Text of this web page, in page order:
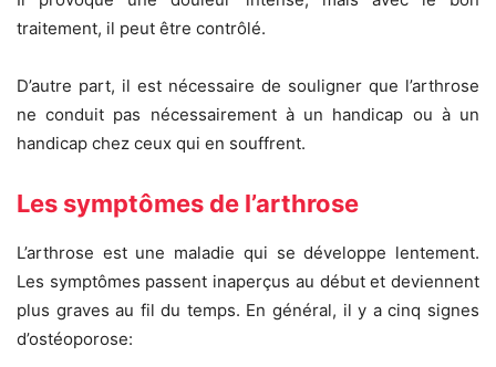
traitement, il peut être contrôlé.
D’autre part, il est nécessaire de souligner que l’arthrose
ne conduit pas nécessairement à un handicap ou à un
handicap chez ceux qui en souffrent.
Les symptômes de l’arthrose
L’arthrose est une maladie qui se développe lentement.
Les symptômes passent inaperçus au début et deviennent
plus graves au fil du temps. En général, il y a cinq signes
d’ostéoporose: